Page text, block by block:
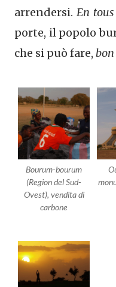
arrendersi. En tous
porte, il popolo
che si può fare,
Bourum-bourum
(Region del Sud-
Ovest), vendita di
carbone